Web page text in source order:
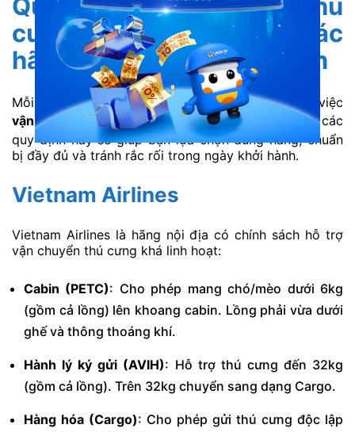
Quy định vận chuyển thú
cưng bằng máy bay của các
hãng hàng không phổ biến
Mỗi hãng hàng không đều có chính sách riêng về việc
vận chuyển thú cưng bằng máy bay. Việc nắm rõ các
quy định này sẽ giúp bạn lựa chọn đúng hãng, chuẩn
bị đầy đủ và tránh rắc rối trong ngày khởi hành.
Vietnam Airlines
Vietnam Airlines là hãng nội địa có chính sách hỗ trợ
vận chuyển thú cưng khá linh hoạt:
Cabin (PETC): Cho phép mang chó/mèo dưới 6kg
(gồm cả lồng) lên khoang cabin. Lồng phải vừa dưới
ghế và thông thoáng khí.
Hành lý ký gửi (AVIH): Hỗ trợ thú cưng đến 32kg
(gồm cả lồng). Trên 32kg chuyển sang dạng Cargo.
Hàng hóa (Cargo): Cho phép gửi thú cưng độc lập